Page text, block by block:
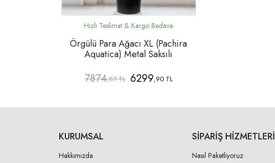
Örgülü Para Ağacı XL (Pachira
Aquatica) Metal Saksılı
7874,87 TL 6299,90 TL
KURUMSAL
Hakkımızda
SIPARIŞ HIZMETLERI
Nasıl Paketliyoruz